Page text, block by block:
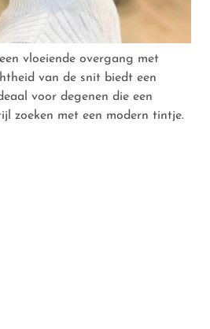
vloeiende overgang met
van de snit biedt een
voor degenen die een
zoeken met een modern tintje.